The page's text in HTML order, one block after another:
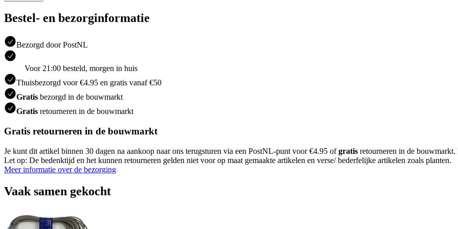
Bestel- en bezorginformatie
Bezorgd door PostNL
Voor 21:00 besteld, morgen in huis
Thuisbezorgd voor €4.95 en gratis vanaf €50
Gratis bezorgd in de bouwmarkt
Gratis retourneren in de bouwmarkt
Gratis retourneren in de bouwmarkt
Je kunt dit artikel binnen 30 dagen na aankoop naar ons terugsturen via een PostNL-punt voor €4.95 ofgratis retourneren in de
Let op: De bedenktijd en het kunnen retourneren gelden niet voor op maat gemaakte artikelen en verse/ bederfelijke artikelen zoals planten.
Meer informatie over de bezorging
Vaak samen gekocht